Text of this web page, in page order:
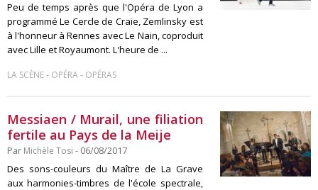
Peu de temps après que l'Opéra de Lyon a
programmé Le Cercle de Craie, Zemlinsky est
à l'honneur à Rennes avec Le Nain, coproduit
avec Lille et Royaumont. L'heure de ...
LA SCÈNE- OPÉRA- OPÉRAS
Messiaen / Murail, une filiation
fertile au Pays de la Meije
Par Michèle Tosi - 06/08/2017
Des sons-couleurs du Maître de La Grave
aux harmonies-timbres de l'école spectrale,